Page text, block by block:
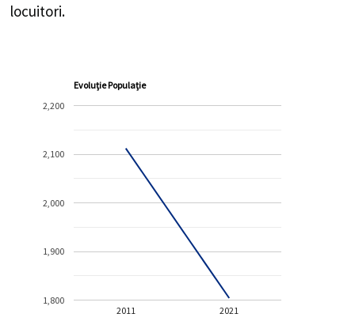
locuitori.
Evoluție Populație
2011 2021
1,800
1,900
2,000
2,100
2,200